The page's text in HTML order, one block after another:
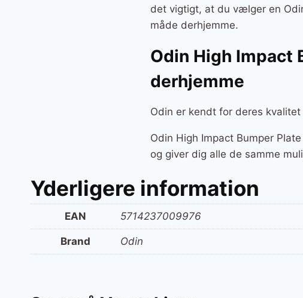
det vigtigt, at du vælger en
måde derhjemme.
Odin High Impact
derhjemme
Odin er kendt for deres
Odin High Impact Bumper
og giver dig alle de samme
Yderligere information
EAN 5714237009976
Brand Odin